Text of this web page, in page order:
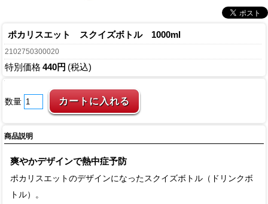
ポカリスエット スクイズボトル 1000ml
2102750300020
特別価格 440円 (税込)
数量
商品説明
爽やかデザインで熱中症予防
ポカリスエットのデザインになったスクイズボトル（ドリンクボ
トル）。